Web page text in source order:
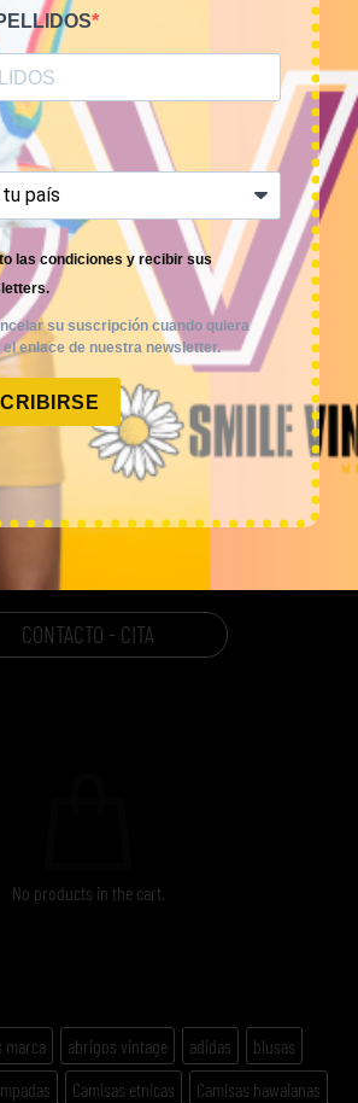
MUJER
NOVEDADES
COMO COMPRAR
FAQ
POLÍTICAS
AVISO LEGAL
POLÍTICA DE PRIVACIDAD
DE VENTA
CONTACTO - CITA
No products in the cart.
marca abrigos vintage adidas
blusas
Camisas etnicas
Camisas hawaianas
las condiciones y recibir sus
su suscripción cuando quiera
enlace de nuestra newsletter.